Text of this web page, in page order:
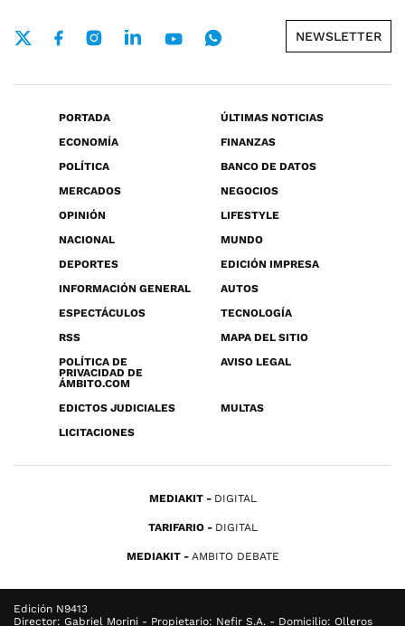
NEWSLETTER
PORTADA
ÚLTIMAS NOTICIAS
ECONOMÍA
FINANZAS
POLÍTICA
BANCO DE DATOS
MERCADOS
NEGOCIOS
OPINIÓN
LIFESTYLE
NACIONAL
MUNDO
DEPORTES
EDICIÓN IMPRESA
INFORMACIÓN GENERAL
AUTOS
ESPECTÁCULOS
TECNOLOGÍA
RSS
MAPA DEL SITIO
POLÍTICA DE
PRIVACIDAD DE
ÁMBITO.COM
AVISO LEGAL
EDICTOS JUDICIALES
MULTAS
LICITACIONES
MEDIAKIT DIGITAL
TARIFARIO DIGITAL
MEDIAKIT AMBITO DEBATE
Edición N9413
Director: Gabriel Morini - Propietario: Nefir S.A. - Domicilio: Olleros